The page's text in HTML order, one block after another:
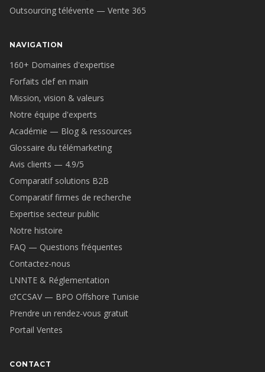
Outsourcing télévente — Vente 365
NAVIGATION
160+ Domaines d'expertise
Forfaits clef en main
Mission, vision & valeurs
Notre équipe d'experts
Académie — Blog & ressources
Glossaire du télémarketing
Avis clients — 4.9/5
Comparatif solutions B2B
Comparatif firmes de recherche
Expertise secteur public
Notre histoire
FAQ — Questions fréquentes
Contactez-nous
LNNTE & Réglementation
CCSAV — BPO Offshore Tunisie
Prendre un rendez-vous gratuit
Portail Ventes
CONTACT